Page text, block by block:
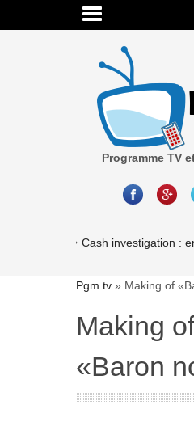
Programme TV
Cash investigation :
Pgm tv » Making of
Making of
«Baron